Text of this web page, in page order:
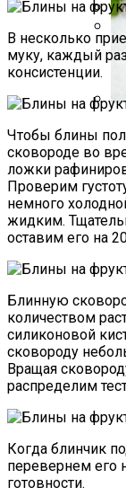
В несколько
муку, каждый
консистенции.
Чтобы блины
сковороде во
ложки
Проверим
немного
жидким.
оставим его на
Блинную
количеством
силиконовой
сковороду
Вращая
распределим
Когда блинчик
перевернем его
готовности.